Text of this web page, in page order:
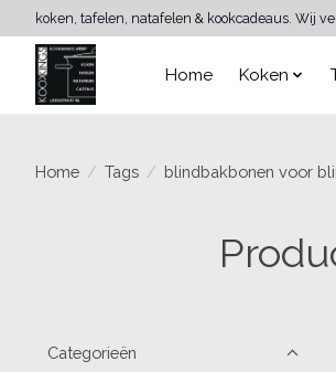
koken, tafelen, natafelen & kookcadeaus. Wij
Home Koken
Home / Tags / blindbakbonen voor
Categorieën